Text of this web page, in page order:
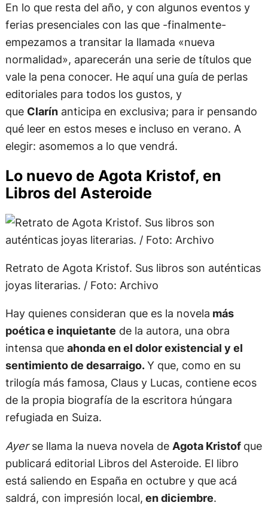
En lo que resta del año, y con algunos eventos y
ferias presenciales con las que -finalmente-
empezamos a transitar la llamada «nueva
normalidad», aparecerán una serie de títulos que
vale la pena conocer. He aquí una guía de perlas
editoriales para todos los gustos, y
que Clarínanticipa en exclusiva; para ir pensando
qué leer en estos meses e incluso en verano. A
elegir: asomemos a lo que vendrá.
Lo nuevo de Agota Kristof, en
Libros del Asteroide
Retrato de Agota Kristof. Sus libros son auténticas
joyas literarias. / Foto: Archivo
Hay quienes consideran que es la novela más
poética e inquietante de la autora, una obra
intensa que ahonda en el dolor existencial y el
sentimiento de desarraigo.Y que, como en su
trilogía más famosa, Claus y Lucas, contiene ecos
de la propia biografía de la escritora húngara
refugiada en Suiza.
Ayerse llama la nueva novela de Agota Kristof que
publicará editorial Libros del Asteroide. El libro
está saliendo en España en octubre y que acá
saldrá, con impresión local, en diciembre.